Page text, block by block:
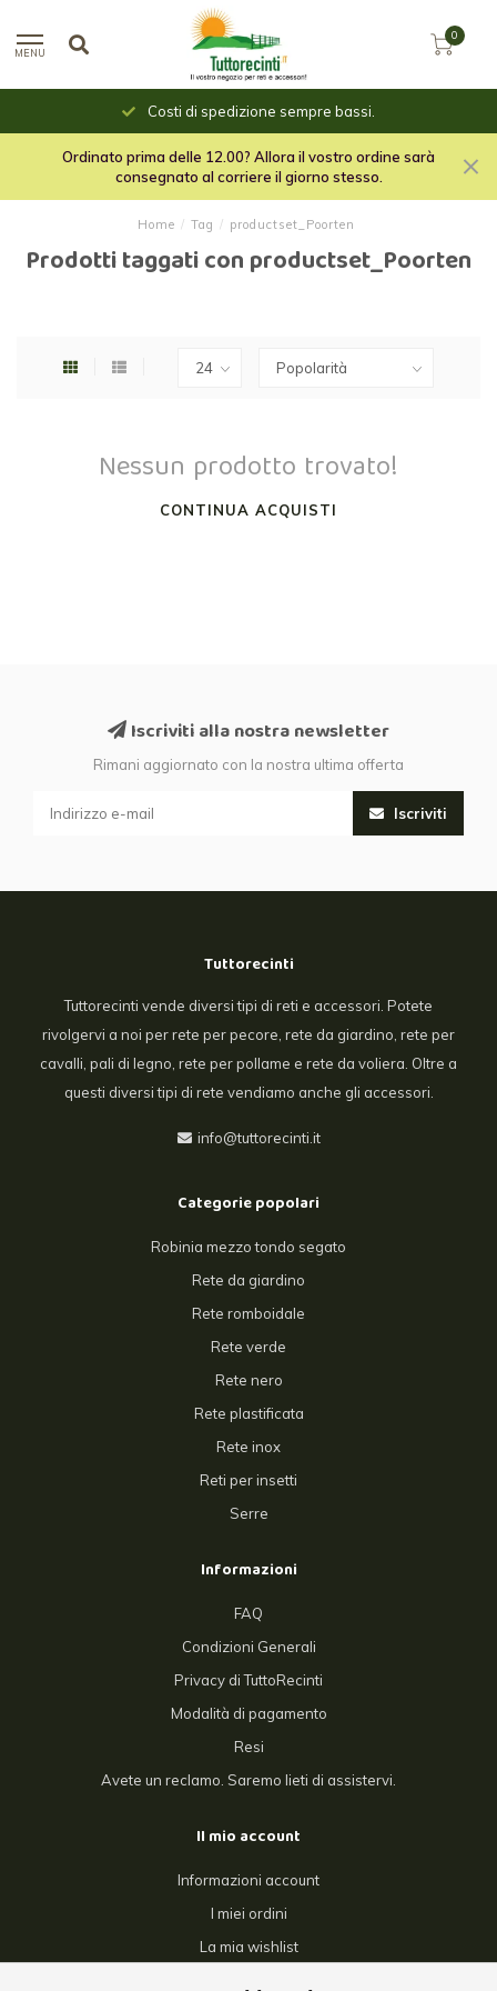
MENU
0
Costi di spedizione sempre bassi.
Ordinato prima delle 12.00? Allora il vostro ordine sarà
consegnato al corriere il giorno stesso.
Home / Tag / productset_Poorten
Prodotti taggati con productset_Poorten
Nessun prodotto trovato!
CONTINUA ACQUISTI
Iscriviti alla nostra newsletter
Rimani aggiornato con la nostra ultima offerta
Iscriviti
Tuttorecinti
Tuttorecinti vende diversi tipi di reti e accessori. Potete
rivolgervi a noi per rete per pecore, rete da giardino, rete per
cavalli, pali di legno, rete per pollame e rete da voliera. Oltre a
questi diversi tipi di rete vendiamo anche gli accessori.
info@tuttorecinti.it
Categorie popolari
Robinia mezzo tondo segato
Rete da giardino
Rete romboidale
Rete verde
Rete nero
Rete plastificata
Rete inox
Reti per insetti
Serre
Informazioni
FAQ
Condizioni Generali
Privacy di TuttoRecinti
Modalità di pagamento
Resi
Avete un reclamo. Saremo lieti di assistervi.
Il mio account
Informazioni account
I miei ordini
La mia wishlist